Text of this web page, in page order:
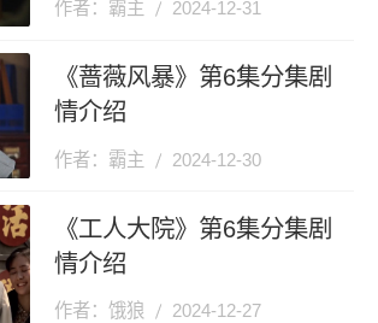
作者：霸主 2024-12-31
《蔷薇风暴》第6集分集剧
情介绍
作者：霸主 2024-12-30
《工人大院》第6集分集剧
情介绍
作者：饿狼 2024-12-27